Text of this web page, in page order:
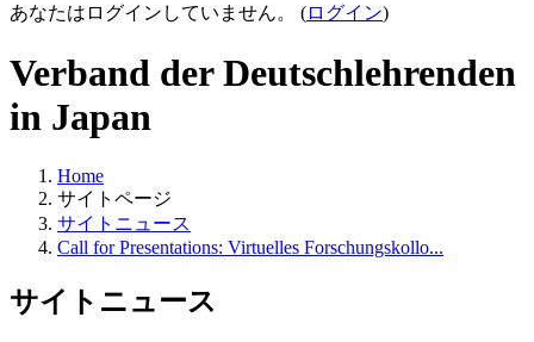
あなたはログインしていません。 (ログイン)
Verband der Deutschlehrenden
in Japan
Home
サイトページ
サイトニュース
Call for Presentations: Virtuelles Forschungskollo...
サイトニュース